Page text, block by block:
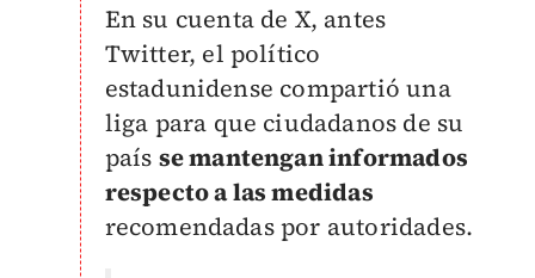
En su cuenta de X, antes
Twitter, el político
estadunidense compartió una
liga para que ciudadanos de su
país se mantengan informados
respecto a las medidas
recomendadas por autoridades.